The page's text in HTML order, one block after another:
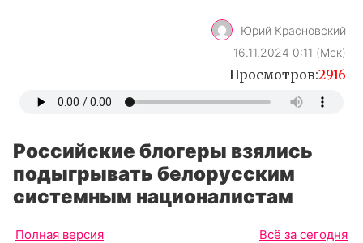
Юрий Красновский
16.11.2024 0:11 (Мск)
Просмотров:2916
Российские блогеры взялись
подыгрывать белорусским
системным националистам
Полная версия Всё за сегодня